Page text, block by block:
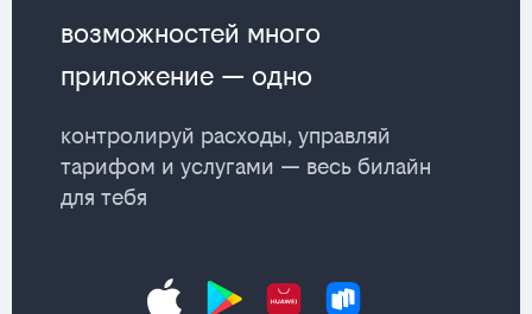
возможностей много
приложение — одно
контролируй расходы, управляй
тарифом и услугами — весь билайн
для тебя